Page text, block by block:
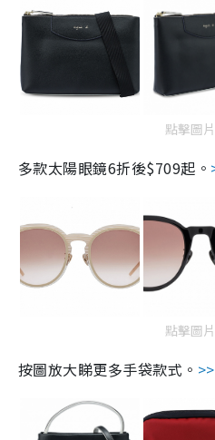
點擊圖
多款太陽眼鏡6折後$709起。
點擊圖
按圖放大睇更多手袋款式。